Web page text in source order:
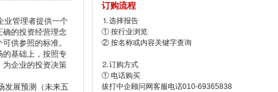
业管理者提供一个
确的投资经营理念
供参照的标准。
的基础上，按照专
为企业的投资决策
发展预测（未来五
订购流程
⒈选择报告
① 按行业浏览
② 按名称或内容关键字查询
⒉订购方式
① 电话购买
拔打中企顾问网客服电话010-69365838